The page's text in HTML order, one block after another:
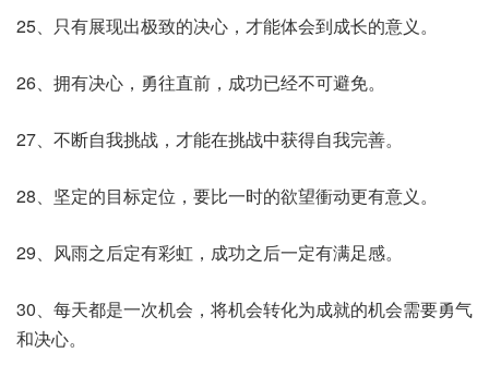
25、只有展现出极致的决心，才能体会到成长的意义。
26、拥有决心，勇往直前，成功已经不可避免。
27、不断自我挑战，才能在挑战中获得自我完善。
28、坚定的目标定位，要比一时的欲望衝动更有意义。
29、风雨之后定有彩虹，成功之后一定有满足感。
30、每天都是一次机会，将机会转化为成就的机会需要勇气
和决心。